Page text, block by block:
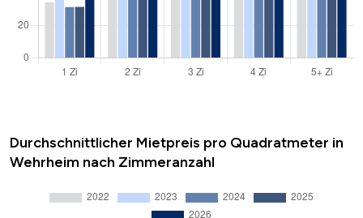
Durchschnittlicher Mietpreis pro Quadratmeter in
Wehrheim nach Zimmeranzahl